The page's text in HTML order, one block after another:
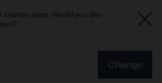
country page. Would you like
Change